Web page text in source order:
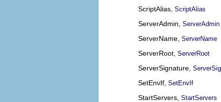
ScriptAlias, ScriptAlias
ServerAdmin, ServerAdmin
ServerName, ServerName
ServerRoot, ServerRoot
ServerSignature,
SetEnvIf, SetEnvIf
StartServers, StartServers